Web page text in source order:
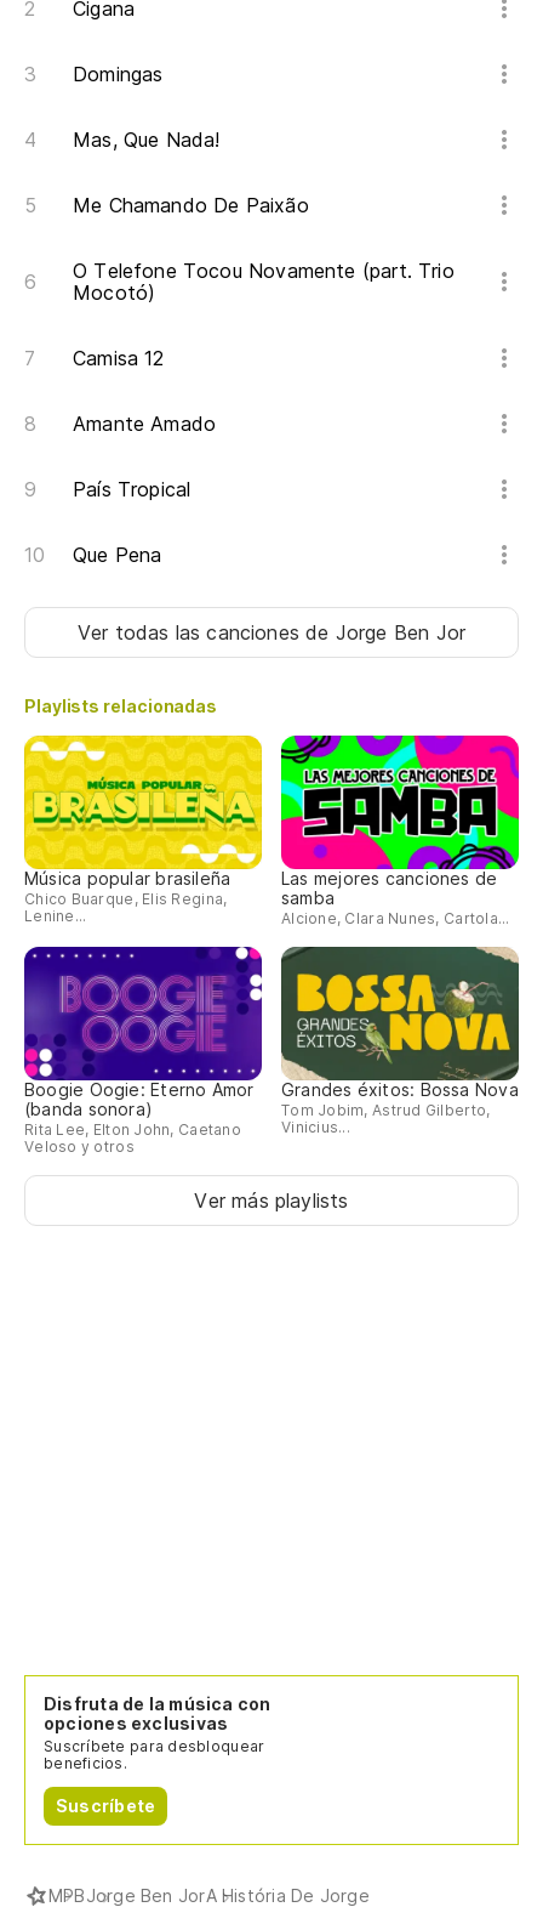
Cigana
Domingas
Mas, Que Nada!
Me Chamando De Paixão
O Telefone Tocou Novamente (part. Trio
Mocotó)
Camisa 12
Amante Amado
País Tropical
Que Pena
Ver todas las cancionesde Jorge Ben Jor
Playlists relacionadas
Música popular brasileña
Chico Buarque, Elis Regina,
Lenine...
Las mejores canciones de
samba
Alcione, Clara Nunes, Cartola...
Boogie Oogie: Eterno Amor
(banda sonora)
Rita Lee, Elton John, Caetano
Veloso y otros
Grandes éxitos: Bossa Nova
Tom Jobim, Astrud Gilberto,
Vinicius...
Ver más playlists
Disfruta de la música con
opciones exclusivas
Suscríbete para desbloquear
beneficios.
Suscríbete
MPBJorge Ben JorA História De Jorge